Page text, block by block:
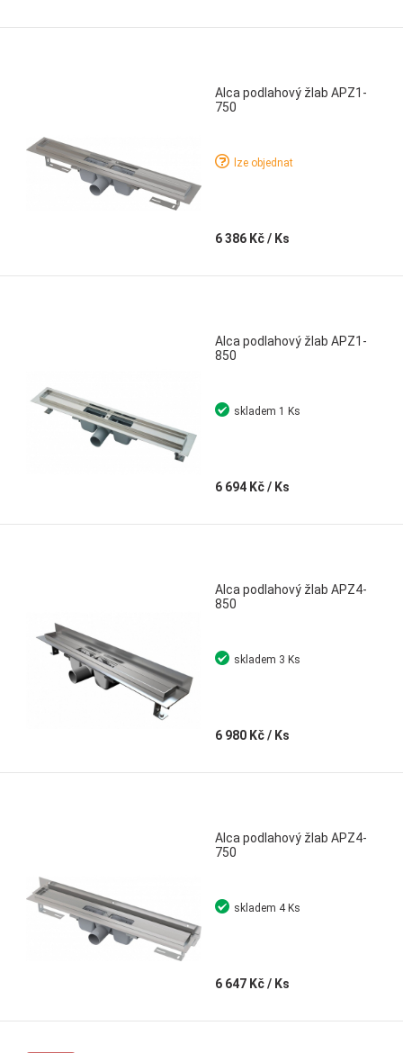
Alca podlahový žlab APZ1-
750
6 386 Kč/ Ks
lze objednat
Alca podlahový žlab APZ1-
850
6 694 Kč/ Ks
skladem 1 Ks
Alca podlahový žlab APZ4-
850
6 980 Kč/ Ks
skladem 3 Ks
Alca podlahový žlab APZ4-
750
6 647 Kč/ Ks
skladem 4 Ks